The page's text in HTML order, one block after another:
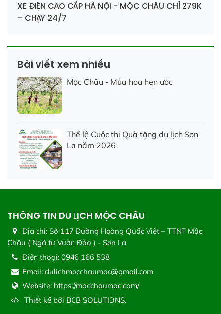
XE ĐIỆN CAO CẤP HÀ NỘI - MỘC CHÂU CHỈ 279K
– CHẠY 24/7
Bài viết xem nhiều
Mộc Châu - Mùa hoa hẹn ước
Thể lệ Cuộc thi Quà tặng du lịch Sơn
La năm 2026
THÔNG TIN DU LỊCH MỘC CHÂU
Địa chỉ: Số 117 Đường Hoàng Quốc Việt – TTNT Mộc
Châu ( Ngã tư Vườn Đào ) - Sơn La
Điện thoại: 0946 166 538
Email: dulichmocchaumoc@gmail.com
Website: https://mocchaumoc.com/
Thiết kế bởi BCB SOLUTIONS.